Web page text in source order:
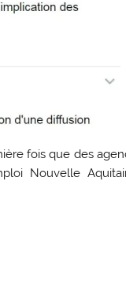
fois que des
Nouvelle